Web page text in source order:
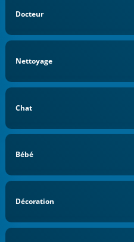
Docteur
Nettoyage
Chat
Bébé
Décoration